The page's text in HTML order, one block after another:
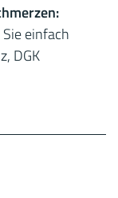
einfach
DGK